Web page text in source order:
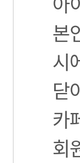
본
시
닫
카
회